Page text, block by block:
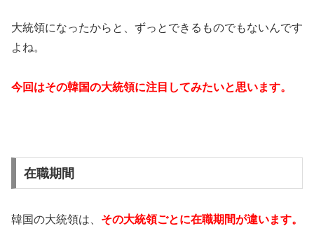
大統領になったからと、ずっとできるものでもないんです
よね。
今回はその韓国の大統領に注目してみたいと思います。
在職期間
韓国の大統領は、 その大統領ごとに在職期間が違います。